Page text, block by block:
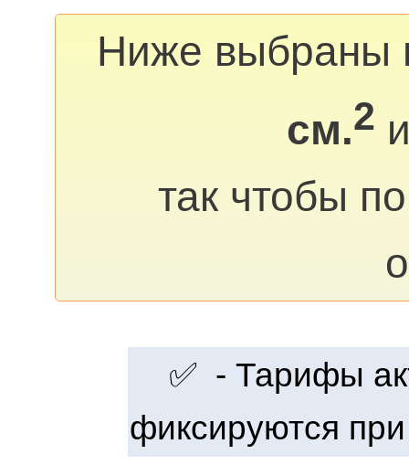
Ниже выбраны
см.2
так чтобы
✅ - Тарифы
фиксируются